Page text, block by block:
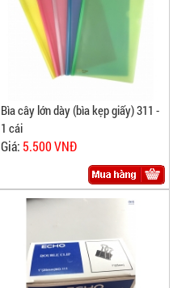
Bìa cây lớn dày (bìa kẹp giấy) 311 -
1 cái
Giá: 5.500 VNĐ